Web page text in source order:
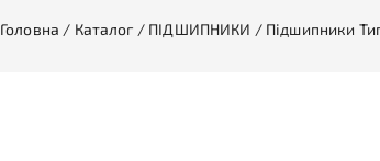
Головна / Каталог / ПІДШИПНИКИ / Підшипники